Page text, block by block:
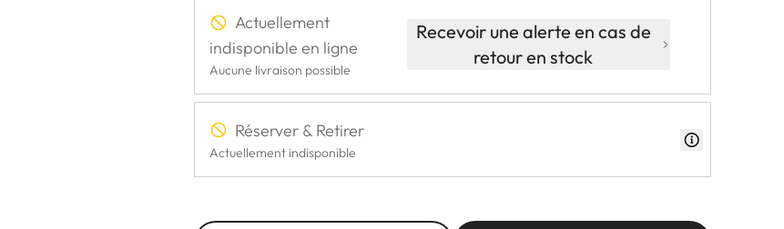
Actuellement
indisponible en ligne
Aucune livraison possible
Recevoir une alerte en cas de
retour en stock
Réserver & Retirer
Actuellement indisponible